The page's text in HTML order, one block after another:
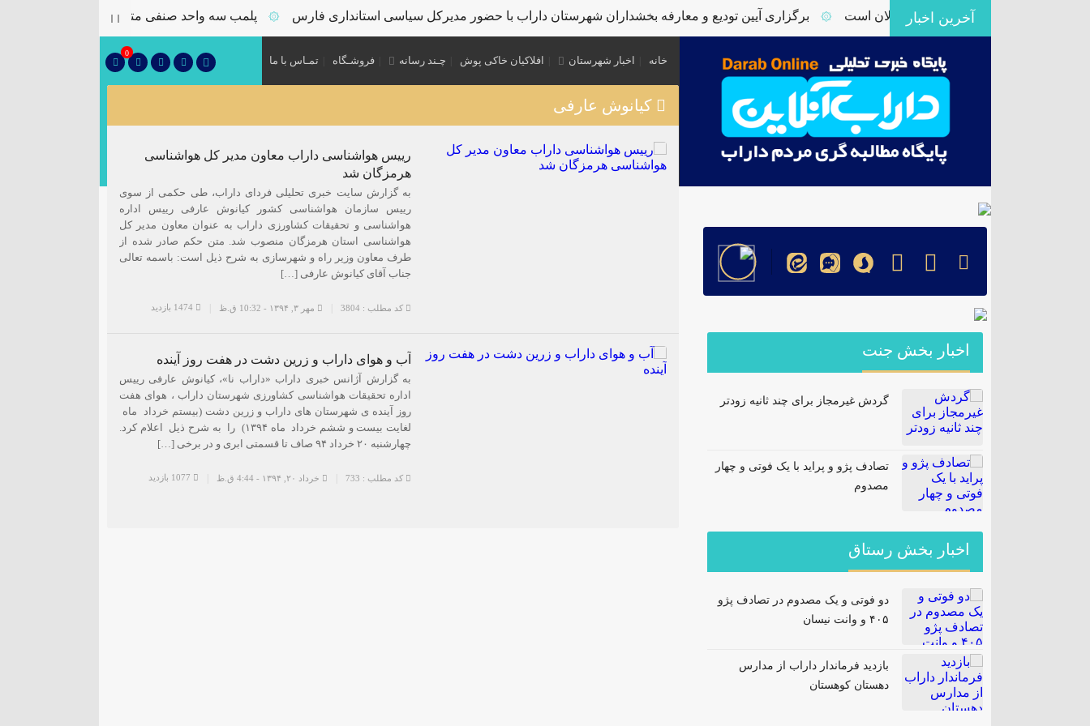
آخرین اخبار
نیازمند توجه ویژه مسئولان است ۞ برگزاری آیین تودیع و معارفه بخشداران شهرستان داراب با حضور مدیرکل سیاسی استانداری فارس ۞ پلمب سه واحد صنفی متخلف در گشت مشترک
خانه اخبار شهرستان افلاکیان خاکی پوش چـند رسانه فروشـگاه تمـاس با ما
0
کیانوش عارفی
رییس هواشناسی داراب معاون مدیر کل هواشناسی
هرمزگان شد
به گزارش سایت خبری تحلیلی فردای داراب، طی حکمی از سوی
رییس سازمان هواشناسی کشور کیانوش عارفی رییس اداره
هواشناسی و تحقیقات کشاورزی داراب به عنوان معاون مدیر کل
هواشناسی استان هرمزگان منصوب شد. متن حکم صادر شده از
طرف معاون وزیر راه و شهرسازی به شرح ذیل است: باسمه تعالی
جناب آقای کیانوش عارفی […]
کد مطلب : 3804 مهر ۳, ۱۳۹۴ - 10:32 ق.ظ
آب و هوای داراب و زرین دشت در هفت روز آینده
به گزارش آژانس خبری داراب «داراب نا»، کیانوش عارفی رییس
اداره تحقیقات هواشناسی کشاورزی شهرستان داراب ، هوای هفت
روز آینده ی شهرستان های داراب و زرین دشت (بیستم خرداد ماه
لغایت بیست و ششم خرداد ماه ۱۳۹۴) را به شرح ذیل اعلام کرد.
چهارشنبه ۲۰ خرداد ۹۴ صاف تا قسمتی ابری و در برخی […]
کد مطلب : 733 خرداد ۲۰, ۱۳۹۴ - 4:44 ق.ظ
اخبار بخش جنت
گردش غیرمجاز برای چند ثانیه زودتر
تصادف پژو و پراید با یک فوتی و چهار
مصدوم
اخبار بخش رستاق
دو فوتی و یک مصدوم در تصادف پژو
۴۰۵ و وانت نیسان
بازدید فرماندار داراب از مدارس
دهستان کوهستان